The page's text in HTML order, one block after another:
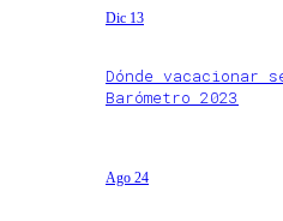
Dic 13
Dónde vacacionar
Barómetro 2023
Ago 24